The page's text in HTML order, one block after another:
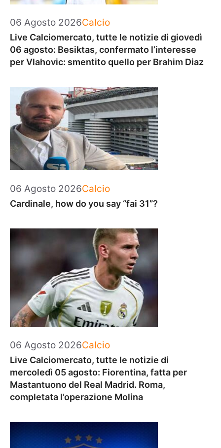
06 Agosto 2026Categorie
Calcio
Live Calciomercato, tutte le notizie di giovedì
06 agosto: Besiktas, confermato l’interesse
per Vlahovic: smentito quello per Brahim Diaz
06 Agosto 2026Categorie
Calcio
Cardinale, how do you say “fai 31”?
06 Agosto 2026Categorie
Calcio
Live Calciomercato, tutte le notizie di
mercoledì 05 agosto: Fiorentina, fatta per
Mastantuono del Real Madrid. Roma,
completata l’operazione Molina